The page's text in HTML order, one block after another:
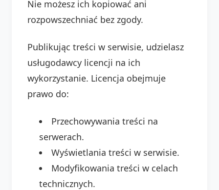
Nie możesz ich kopiować ani
rozpowszechniać bez zgody.
Publikując treści w serwisie, udzielasz
usługodawcy licencji na ich
wykorzystanie. Licencja obejmuje
prawo do:
Przechowywania treści na
serwerach.
Wyświetlania treści w serwisie.
Modyfikowania treści w celach
technicznych.